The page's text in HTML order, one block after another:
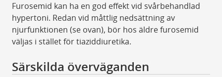
Furosemid kan ha en god effekt vid svårbehandlad
hypertoni. Redan vid måttlig nedsättning av
njurfunktionen (se ovan), bör hos äldre furosemid
väljas i stället för tiaziddiuretika.
Särskilda överväganden